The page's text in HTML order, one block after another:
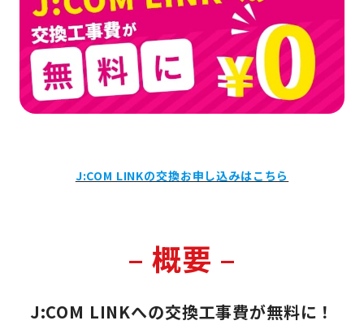
J:COM LINKの交換お申し込みはこちら
– 概要 –
J:COM LINKへの交換工事費が無料に！